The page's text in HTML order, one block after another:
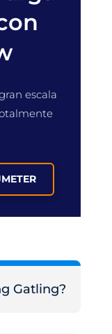
escala
Gatling?